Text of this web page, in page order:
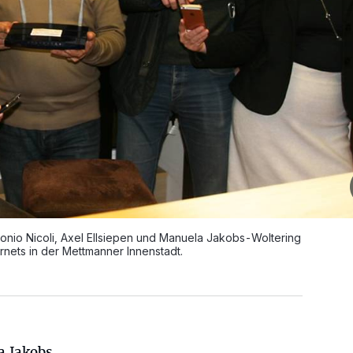
Nicoli, Axel Ellsiepen und Manuela Jakobs-Woltering
in der Mettmanner Innenstadt.